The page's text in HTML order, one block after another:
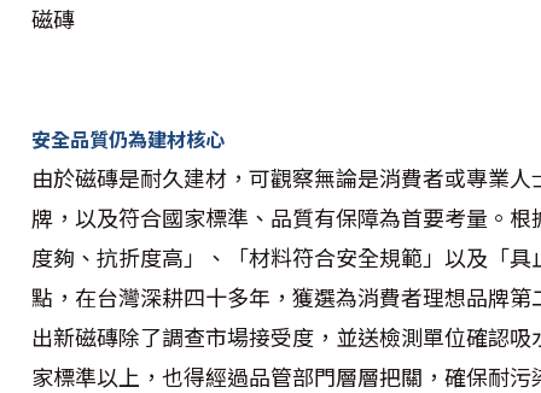
磁磚
安全品質仍為建材核心
由於磁磚是耐久建材，可觀察無論是消費者或專業
牌，以及符合國家標準、品質有保障為首要考量。
度夠、抗折度高」、「材料符合安全規範」以及「
點，在台灣深耕四十多年，獲選為消費者理想品牌
出新磁磚除了調查市場接受度，並送檢測單位確認
家標準以上，也得經過品管部門層層把關，確保耐